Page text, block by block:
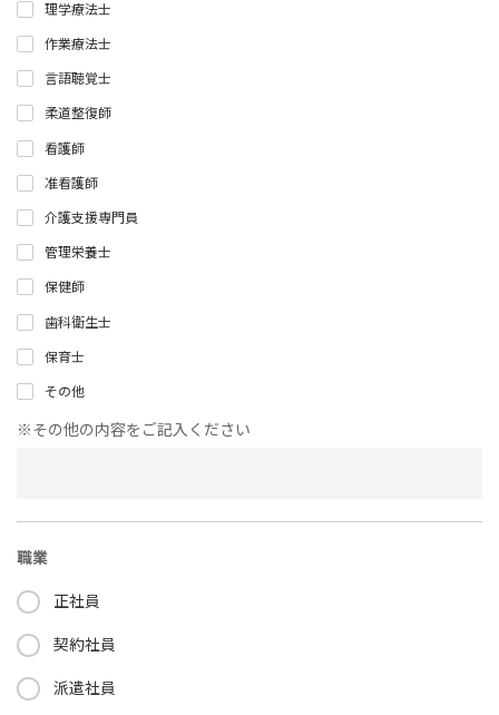
理学療法士
作業療法士
言語聴覚士
柔道整復師
看護師
准看護師
介護支援専門員
管理栄養士
保健師
歯科衛生士
保育士
その他
※その他の内容をご記入ください
職業
正社員
契約社員
派遣社員